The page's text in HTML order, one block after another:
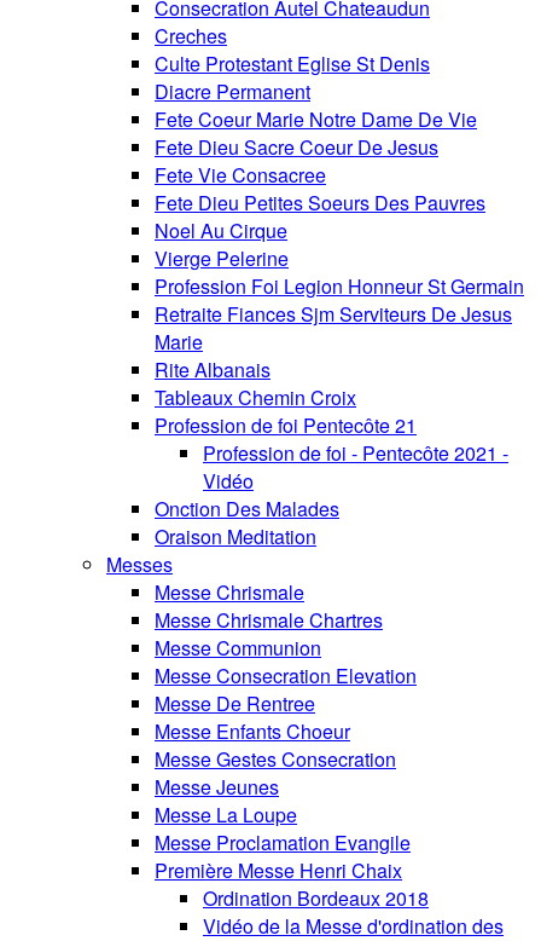
Consecration Autel Chateaudun
Creches
Culte Protestant Eglise St Denis
Diacre Permanent
Fete Coeur Marie Notre Dame De Vie
Fete Dieu Sacre Coeur De Jesus
Fete Vie Consacree
Fete Dieu Petites Soeurs Des Pauvres
Noel Au Cirque
Vierge Pelerine
Profession Foi Legion Honneur St Germain
Retraite Fiances Sjm Serviteurs De Jesus
Marie
Rite Albanais
Tableaux Chemin Croix
Profession de foi Pentecôte 21
Profession de foi - Pentecôte 2021 -
Vidéo
Onction Des Malades
Oraison Meditation
Messes
Messe Chrismale
Messe Chrismale Chartres
Messe Communion
Messe Consecration Elevation
Messe De Rentree
Messe Enfants Choeur
Messe Gestes Consecration
Messe Jeunes
Messe La Loupe
Messe Proclamation Evangile
Première Messe Henri Chaix
Ordination Bordeaux 2018
Vidéo de la Messe d'ordination des